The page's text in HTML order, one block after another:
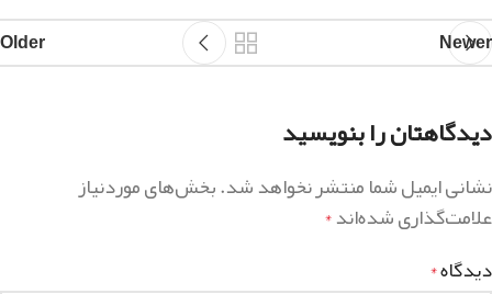
Newer
Older
دیدگاهتان را بنویسید
نشانی ایمیل شما منتشر نخواهد شد.بخش‌های موردنیاز
علامت‌گذاری شده‌اند*
دیدگاه*